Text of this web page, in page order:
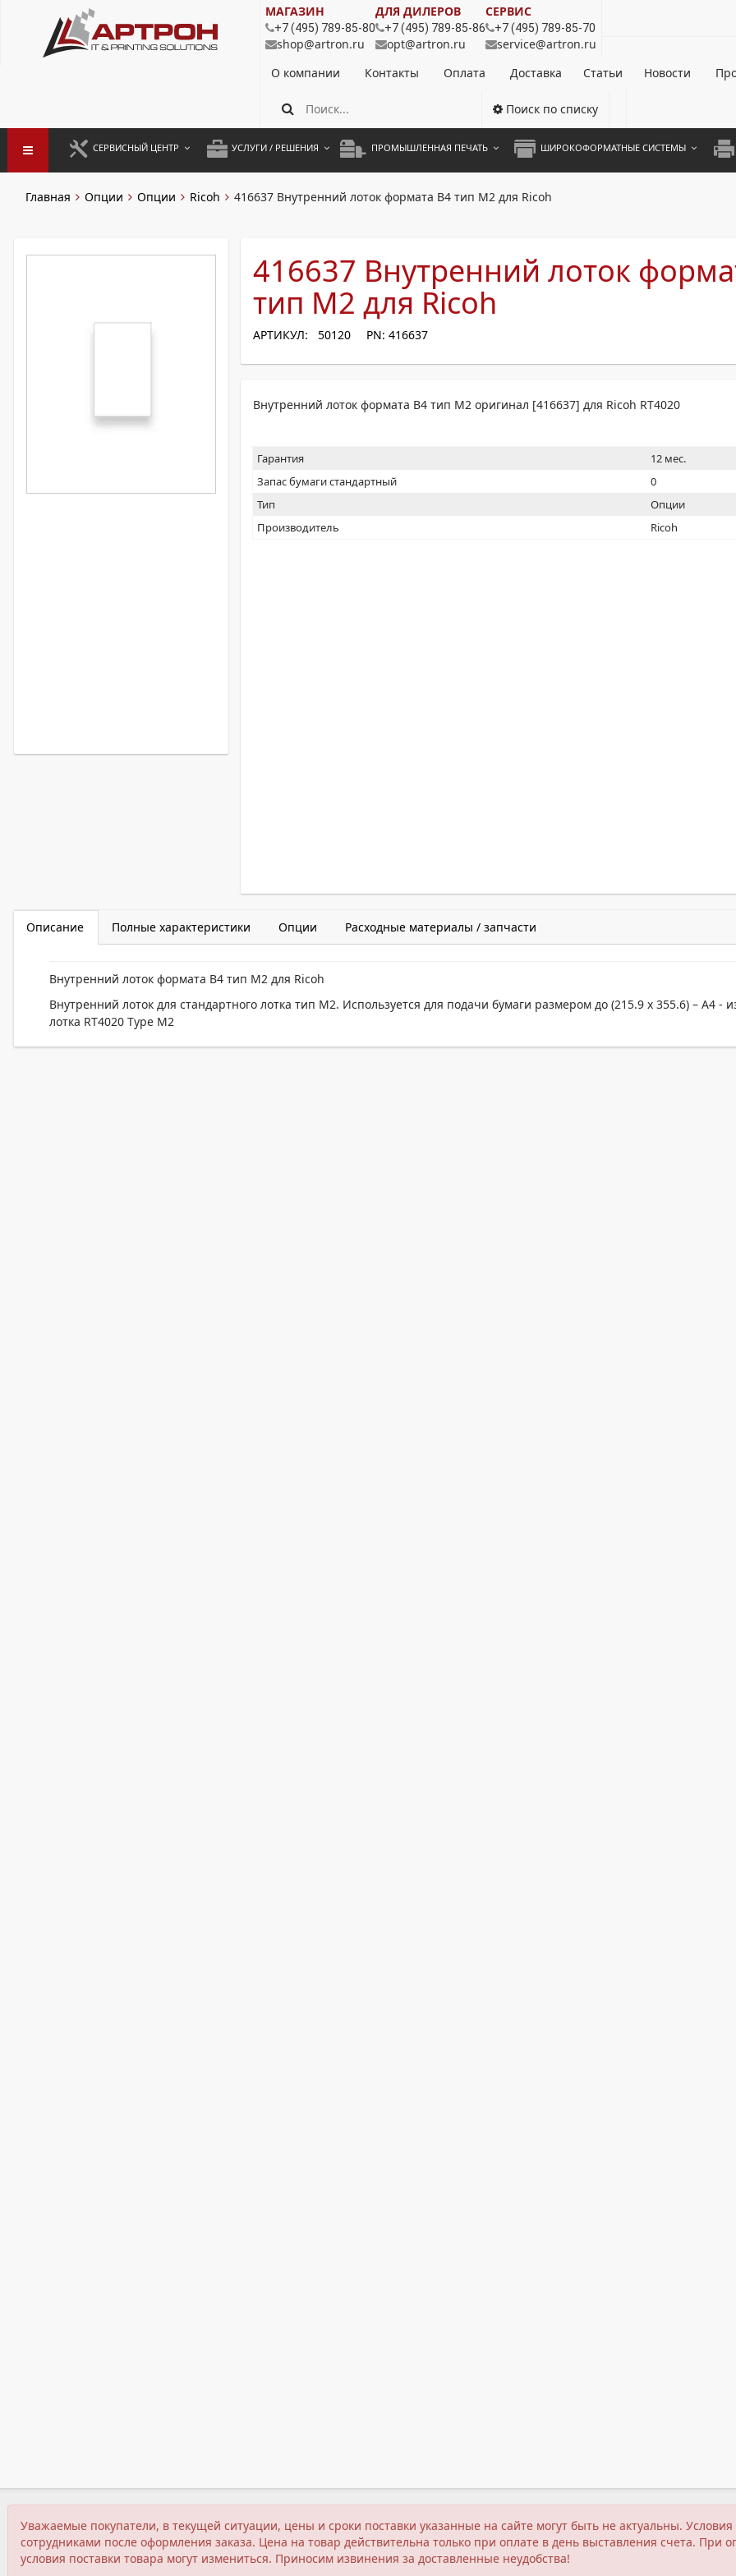
МАГАЗИН
+7 (495) 789-85-80
shop@artron.ru
ДЛЯ ДИЛЕРОВ
+7 (495) 789-85-86
opt@artron.ru
СЕРВИС
+7 (495) 789-85-70
service@artron.ru
О компании
Контакты Оплата Доставка Статьи Новости
Поиск по списку
СЕРВИСНЫЙ ЦЕНТР УСЛУГИ / РЕШЕНИЯ
АРЕНДА ОБОРУДОВАНИЯ
ПРОМЫШЛЕННАЯ ПЕЧАТЬ ШИРОКОФОРМАТНЫЕ СИСТЕМЫ
А4
Главная Опции Опции Ricoh 416637 Внутренний лоток формата В4 тип M2 для Ricoh
416637 Внутренний лоток
тип M2 для Ricoh
АРТИКУЛ: 50120 PN: 416637
Внутренний лоток формата В4 тип M2 оригинал [416637] для Ricoh RT4020
Гарантия
12 мес.
Запас бумаги стандартный
0
Тип
Опции
Производитель
Ricoh
Описание Полные характеристики Опции Расходные материалы / запчасти
Внутренний лоток формата В4 тип M2 для Ricoh
Внутренний лоток для стандартного лотка тип M2. Используется для подачи бумаги размером до (215.9 x 355.6) – А4 -
лотка RT4020 Type M2
Уважаемые покупатели, в текущей ситуации, цены и сроки поставки указанные на сайте могут быть не актуальны.
сотрудниками после оформления заказа. Цена на товар действительна только при оплате в день выставления счета.
условия поставки товара могут измениться. Приносим извинения за доставленные неудобства!